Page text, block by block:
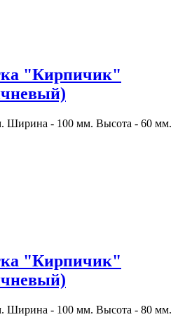
"Кирпичик"
Ширина - 100 мм. Высота - 60 мм.
"Кирпичик"
Ширина - 100 мм. Высота - 80 мм.